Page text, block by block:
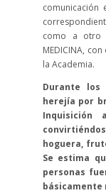
comunicación
como a otro
MEDICINA,
la Academia.
Durante los
herejía por
Inquisición
hoguera,
Se estima
personas
básicamente